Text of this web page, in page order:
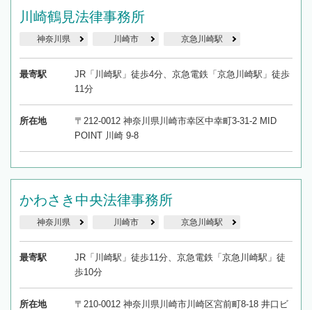
川崎鶴見法律事務所
神奈川県 川崎市 京急川崎駅
最寄駅
JR「川崎駅」徒歩4分、京急電鉄「京急川崎駅」徒歩
11分
所在地
〒212-0012 神奈川県川崎市幸区中幸町3-31-2 MID
POINT 川崎 9-8
かわさき中央法律事務所
神奈川県 川崎市 京急川崎駅
最寄駅
JR「川崎駅」徒歩11分、京急電鉄「京急川崎駅」徒
歩10分
所在地
〒210-0012 神奈川県川崎市川崎区宮前町8-18 井口ビ